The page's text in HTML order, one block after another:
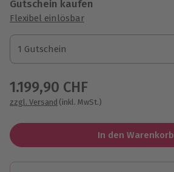
Gutschein kaufen
Flexibel einlösbar
1 Gutschein
1 Gutschein
1 Gutschein
1.199,90 CHF
zzgl. Versand (inkl. MwSt.)
In den Warenkorb